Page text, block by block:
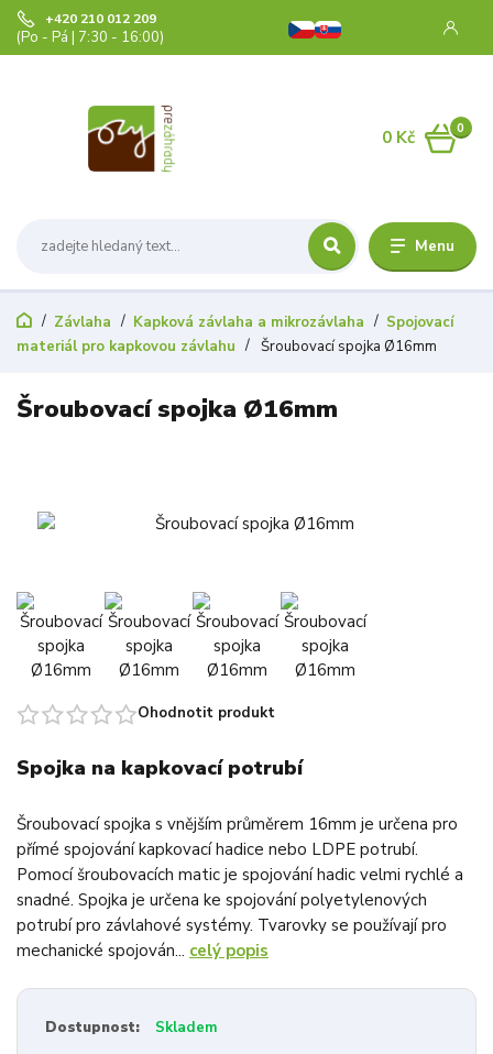
Menu
+420 210 012 209
(Po - Pá | 7:30 - 16:00)
0
0 Kč
Závlaha Kapková závlaha a mikrozávlaha
Spojovací
materiál pro kapkovou závlahu
Šroubovací spojka Ø16mm
Šroubovací spojka Ø16mm
Ohodnotit produkt
Spojka na kapkovací potrubí
Šroubovací spojka s vnějším průměrem 16mm je určena pro
přímé spojování kapkovací hadice nebo LDPE potrubí.
Pomocí šroubovacích matic je spojování hadic velmi rychlé a
snadné. Spojka je určena ke spojování polyetylenových
potrubí pro závlahové systémy. Tvarovky se používají pro
mechanické spojován... celý popis
Dostupnost: Skladem